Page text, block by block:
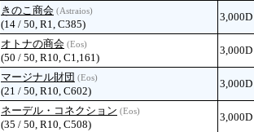
きのこ商会 (Astraios)
(14 / 50, R1, C385)
オトナの商会 (Eos)
(50 / 50, R10, C1,161)
マージナル財団 (Eos)
(21 / 50, R10, C602)
ネーデル・コネクション (Eos)
(35 / 50, R10, C508)